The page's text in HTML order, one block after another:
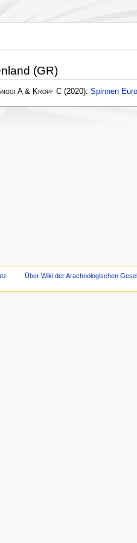
(GR)
A & Kropf C(2020): Spinnen
Über Wiki der Arachnologischen